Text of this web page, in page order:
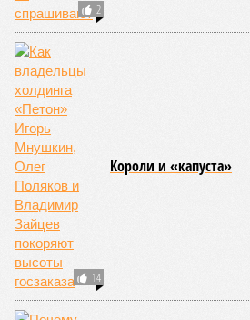
2
14
Kороли и «капуста»